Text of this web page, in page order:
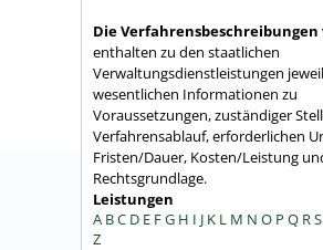
Die Verfahrensbeschreibungen
enthalten zu den staatlichen
Verwaltungsdienstleistungen
wesentlichen Informationen zu
Voraussetzungen, zuständiger
Verfahrensablauf, erforderlichen
Fristen/Dauer, Kosten/Leistung
Rechtsgrundlage.
Leistungen
A BC D E FG H I J K L M N O P Q RS
Z